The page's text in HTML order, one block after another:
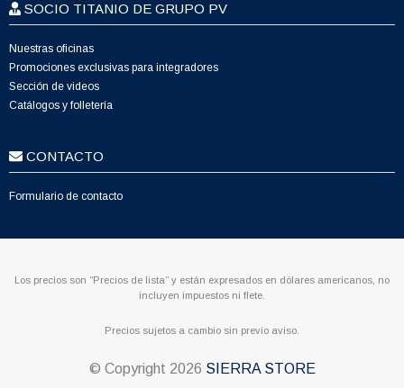
SOCIO TITANIO DE GRUPO PV
Nuestras oficinas
Promociones exclusivas para integradores
Sección de videos
Catálogos y folletería
CONTACTO
Formulario de contacto
Los precios son “Precios de lista” y están expresados en dólares americanos, no
incluyen impuestos ni flete.
Precios sujetos a cambio sin previo aviso.
© Copyright 2026 SIERRA STORE